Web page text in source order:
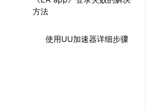
方法
使用UU加速器详细步骤